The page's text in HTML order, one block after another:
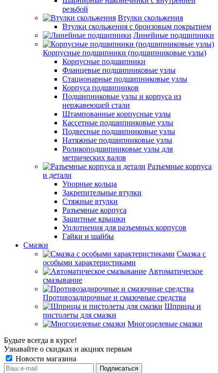
резьбой
Втулки скольжения
Втулки скольжения с бронзовым покрытием
Линейные подшипники
Корпусные подшипники (подшипниковые узлы)
Корпусные подшипники
Фланцевые подшипниковые узлы
Стационарные подшипниковые узлы
Корпуса подшипников
Подшипниковые узлы и корпуса из
нержавеющей стали
Штампованные корпусные узлы
Кассетные подшипниковые узлы
Подвесные подшипниковые узлы
Натяжные подшипниковые узлы
Роликоподшипниковые узлы для
метрических валов
Разъемные корпуса
и детали
Упорные кольца
Закрепительные втулки
Стяжные втулки
Разъемные корпуса
Защитные крышки
Уплотнения для разъемных корпусов
Гайки и шайбы
Смазки
Смазка с
особыми характеристиками
Автоматическое
смазывание
Противозадирочные и смазочные средства
Шприцы и
пистолеты для смазки
Многоцелевые смазки
Будьте всегда в курсе!
Узнавайте о скидках и акциях первым
Новости магазина